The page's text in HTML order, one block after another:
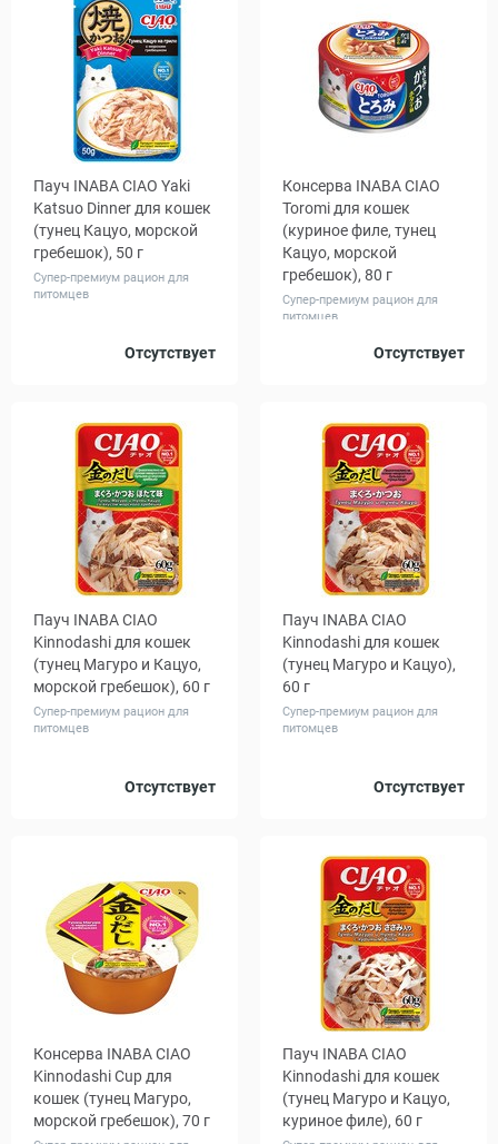
Пауч INABA CIAO Yaki
Katsuo Dinner для кошек
(тунец Кацуо, морской
гребешок), 50 г
Супер-премиум рацион для
питомцев
Отсутствует
1 16
Консерва INABA CIAO
Toromi для кошек
(куриное филе, тунец
Кацуо, морской
гребешок), 80 г
Супер-премиум рацион для
питомцев
Отсутствует
1 24
Пауч INABA CIAO
Kinnodashi для кошек
(тунец Магуро и Кацуо,
морской гребешок), 60 г
Супер-премиум рацион для
питомцев
Отсутствует
1 24
Пауч INABA CIAO
Kinnodashi для кошек
(тунец Магуро и Кацуо),
60 г
Супер-премиум рацион для
питомцев
Отсутствует
1 24
Консерва INABA CIAO
Kinnodashi Cup для
кошек (тунец Магуро,
морской гребешок), 70 г
Пауч INABA CIAO
Kinnodashi для кошек
(тунец Магуро и Кацуо,
куриное филе), 60 г